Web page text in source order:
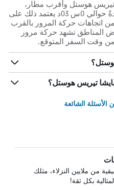
بايشا تيريس هوستل وأقرب مطار،
مطار فارو، تستغرق القيادة عادةً حوالي 0س 03د يعتمد ذلك على
اتجاهات حركة المرور بالقرب
المناطق تشهد حركة مرور
وقت السفر المتوقع.
تيريس هوستل؟
الشائعة
من ملايين النزلاء، مثلك
بكل ثقة!